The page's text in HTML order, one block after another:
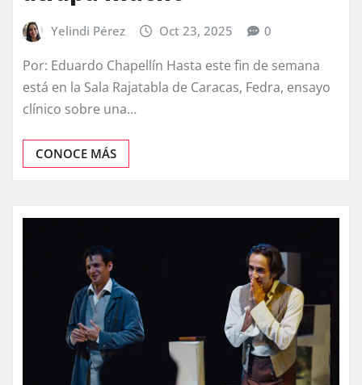
Yelindi Pérez Oct 23, 2025 0
Por: Eduardo Chapellín Hasta este fin de semana
está en la Sala Rajatabla de Caracas, Fedra, ensayo
clínico sobre una…
CONOCE MÁS